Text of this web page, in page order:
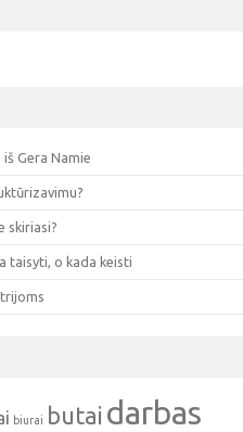
Gera Namie
skiriasi?
taisyti, o kada keisti
biurai butai darbas